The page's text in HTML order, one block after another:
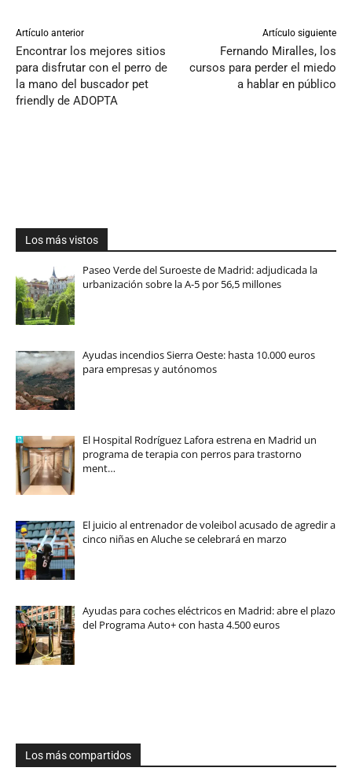
Artículo anterior
Encontrar los mejores sitios
para disfrutar con el perro de
la mano del buscador pet
friendly de ADOPTA
Artículo siguiente
Fernando Miralles, los
cursos para perder el miedo
a hablar en público
Los más vistos
Paseo Verde del Suroeste de Madrid: adjudicada la
urbanización sobre la A-5 por 56,5 millones
Ayudas incendios Sierra Oeste: hasta 10.000 euros
para empresas y autónomos
El Hospital Rodríguez Lafora estrena en Madrid un
programa de terapia con perros para trastorno
ment…
El juicio al entrenador de voleibol acusado de agredir a
cinco niñas en Aluche se celebrará en marzo
Ayudas para coches eléctricos en Madrid: abre el plazo
del Programa Auto+ con hasta 4.500 euros
Los más compartidos